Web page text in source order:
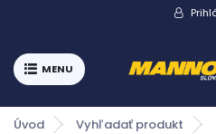
Úvod Vyhľadať produkt